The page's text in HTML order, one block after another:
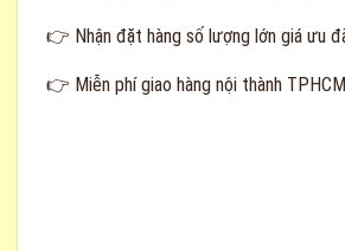
👉 Nhận đặt hàng số lượng lớn giá ưu
👉 Miễn phí giao hàng nội thành TPHCM